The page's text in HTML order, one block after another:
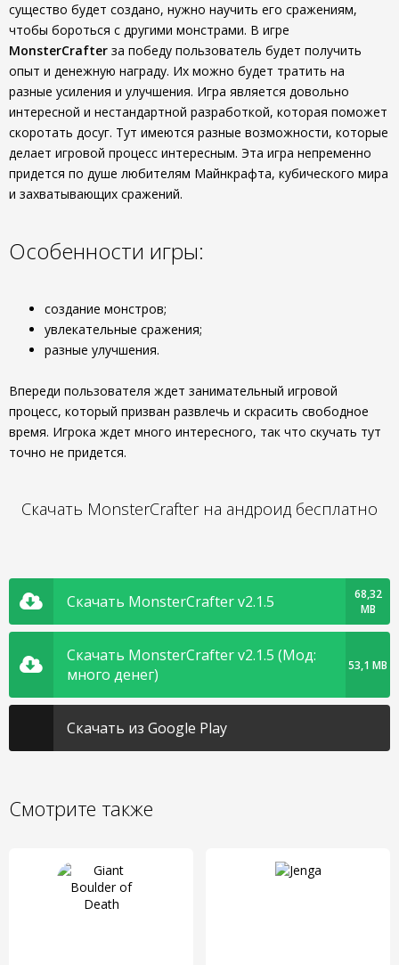
существо будет создано, нужно научить его сражениям,
чтобы бороться с другими монстрами. В игре
MonsterCrafter за победу пользователь будет получить
опыт и денежную награду. Их можно будет тратить на
разные усиления и улучшения. Игра является довольно
интересной и нестандартной разработкой, которая поможет
скоротать досуг. Тут имеются разные возможности, которые
делает игровой процесс интересным. Эта игра непременно
придется по душе любителям Майнкрафта, кубического мира
и захватывающих сражений.
Особенности игры:
создание монстров;
увлекательные сражения;
разные улучшения.
Впереди пользователя ждет занимательный игровой
процесс, который призван развлечь и скрасить свободное
время. Игрока ждет много интересного, так что скучать тут
точно не придется.
Скачать MonsterCrafter на андроид бесплатно
Скачать MonsterCrafter v2.1.5
68,32
MB
Скачать MonsterCrafter v2.1.5 (Мод:
много денег)
53,1 MB
Скачать из Google Play
Смотрите также